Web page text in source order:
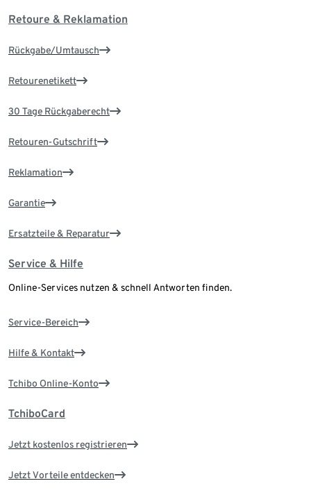
Retoure & Reklamation
Rückgabe/Umtausch
Retourenetikett
30 Tage Rückgaberecht
Retouren-Gutschrift
Reklamation
Garantie
Ersatzteile & Reparatur
Service & Hilfe
Online-Services nutzen & schnell Antworten finden.
Service-Bereich
Hilfe & Kontakt
Tchibo Online-Konto
TchiboCard
Jetzt kostenlos registrieren
Jetzt Vorteile entdecken